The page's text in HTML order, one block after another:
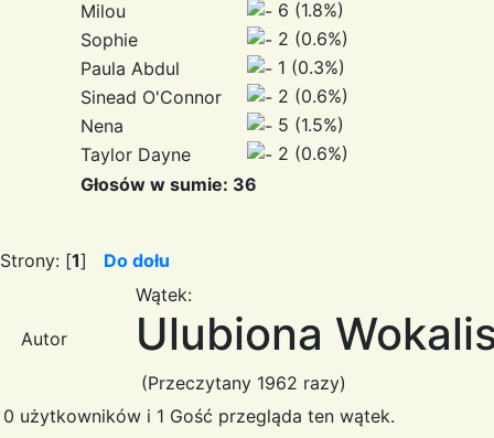
Milou
6 (1.8%)
Sophie
2 (0.6%)
Paula Abdul
1 (0.3%)
Sinead O'Connor
2 (0.6%)
Nena
5 (1.5%)
Taylor Dayne
2 (0.6%)
Głosów w sumie: 36
Strony: [1] Do dołu
Autor
Wątek:
Ulubiona
(Przeczytany 1962 razy)
0 użytkowników i 1 Gość przegląda ten wątek.